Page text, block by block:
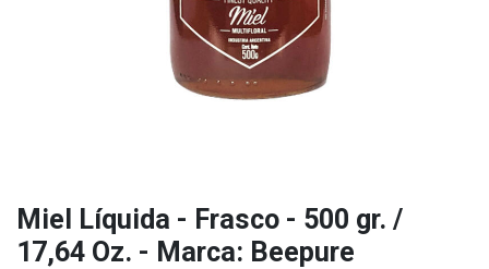
Miel Líquida - Frasco - 500 gr. /
17,64 Oz. - Marca: Beepure